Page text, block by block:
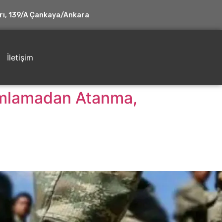
139/A Çankaya/Ankara
İletişim
Atanma,